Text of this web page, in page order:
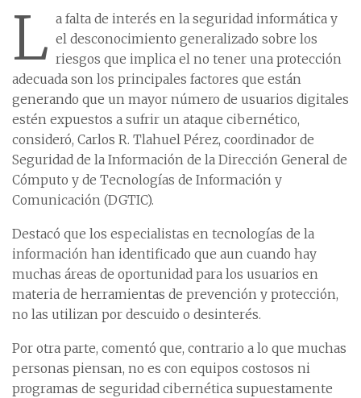
L a falta de interés en la seguridad informática y
el desconocimiento generalizado sobre los
riesgos que implica el no tener una protección
adecuada son los principales factores que están
generando que un mayor número de usuarios digitales
estén expuestos a sufrir un ataque cibernético,
consideró, Carlos R. Tlahuel Pérez, coordinador de
Seguridad de la Información de la Dirección General de
Cómputo y de Tecnologías de Información y
Comunicación (DGTIC).
Destacó que los especialistas en tecnologías de la
información han identificado que aun cuando hay
muchas áreas de oportunidad para los usuarios en
materia de herramientas de prevención y protección,
no las utilizan por descuido o desinterés.
Por otra parte, comentó que, contrario a lo que muchas
personas piensan, no es con equipos costosos ni
programas de seguridad cibernética supuestamente